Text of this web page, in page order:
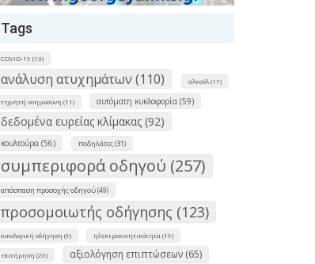
Tags
COVID-19 (13)
ανάλυση ατυχημάτων (110) αλκοόλ (17)
τεχνητή νοημοσύνη (11) αυτόματη κυκλοφορία (59)
δεδομένα ευρείας κλίμακας (92)
κουλτούρα (56) ποδηλάτες (31)
συμπεριφορά οδηγού (257)
απόσπαση προσοχής οδηγού (49)
προσομοιωτής οδήγησης (123)
οικολογική οδήγηση (9) ηλεκτροκινητικότητα (19)
επιτήρηση (26) αξιολόγηση επιπτώσεων (65)